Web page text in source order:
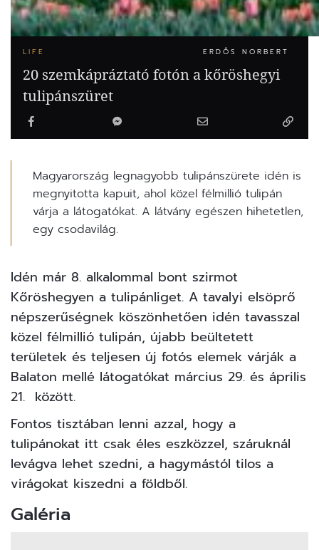
LIFE ERDŐS NORBERT
20 szemkápráztató fotón a kőröshegyi
tulipánszüret
Magyarország legnagyobb tulipánszürete idén is
megnyitotta kapuit, ahol közel félmillió tulipán
várja a látogatókat. A látvány egészen hihetetlen,
egy csodavilág.
Idén már 8. alkalommal bont szirmot
Kőröshegyen a tulipánliget. A tavalyi elsöprő
népszerűségnek köszönhetően idén tavasszal
közel félmillió tulipán, újabb beültetett
területek és teljesen új fotós elemek várják a
Balaton mellé látogatókat március 29. és április
21. között.
Fontos tisztában lenni azzal, hogy a
tulipánokat itt csak éles eszközzel, száruknál
levágva lehet szedni, a hagymástól tilos a
virágokat kiszedni a földből.
Galéria